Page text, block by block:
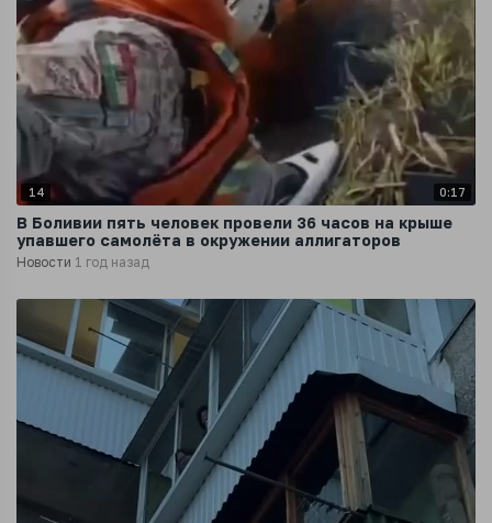
14 0:17
В Боливии пять человек провели 36 часов на крыше
упавшего самолёта в окружении аллигаторов
Новости 1 год назад